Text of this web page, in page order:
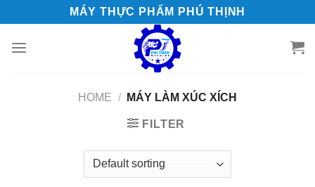
to
content
MÁY THỰC PHẨM PHÚ THỊNH
HOME / MÁY LÀM XÚC XÍCH
FILTER